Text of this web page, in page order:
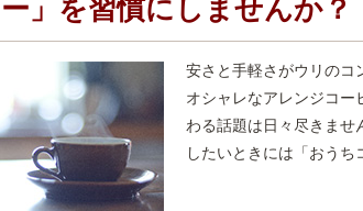
ー」を習慣にしませんか？
安さと手軽さがウリのコ
オシャレなアレンジコー
わる話題は日々尽きませ
したいときには「おう